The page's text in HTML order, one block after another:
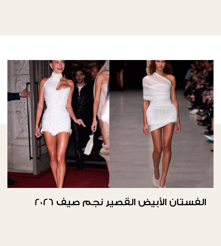
الفستان الأبيض القصير نجم صيف 2026